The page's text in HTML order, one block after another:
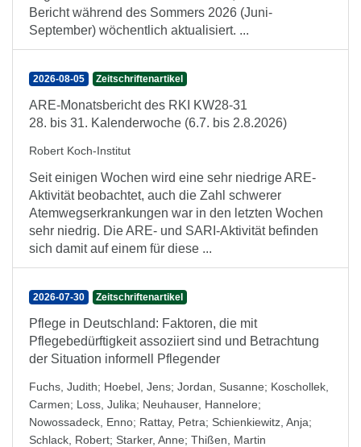
Bericht während des Sommers 2026 (Juni-
September) wöchentlich aktualisiert. ...
2026-08-05 Zeitschriftenartikel
ARE-Monatsbericht des RKI KW28-31
28. bis 31. Kalenderwoche (6.7. bis 2.8.2026)
Robert Koch-Institut
Seit einigen Wochen wird eine sehr niedrige ARE-
Aktivität beobachtet, auch die Zahl schwerer
Atemwegserkrankungen war in den letzten Wochen
sehr niedrig. Die ARE- und SARI-Aktivität befinden
sich damit auf einem für diese ...
2026-07-30 Zeitschriftenartikel
Pflege in Deutschland: Faktoren, die mit
Pflegebedürftigkeit assoziiert sind und Betrachtung
der Situation informell Pflegender
Fuchs, Judith; Hoebel, Jens; Jordan, Susanne; Koschollek,
Carmen; Loss, Julika; Neuhauser, Hannelore;
Nowossadeck, Enno; Rattay, Petra; Schienkiewitz, Anja;
Schlack, Robert; Starker, Anne; Thißen, Martin